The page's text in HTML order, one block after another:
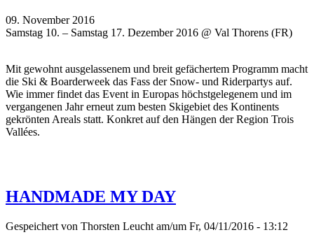
09. November 2016
Samstag 10. – Samstag 17. Dezember 2016 @ Val Thorens (FR)
Mit gewohnt ausgelassenem und breit gefächertem Programm macht
die Ski & Boarderweek das Fass der Snow- und Riderpartys auf.
Wie immer findet das Event in Europas höchstgelegenem und im
vergangenen Jahr erneut zum besten Skigebiet des Kontinents
gekrönten Areals statt. Konkret auf den Hängen der Region Trois
Vallées.
HANDMADE MY DAY
Gespeichert von Thorsten Leucht am/um Fr, 04/11/2016 - 13:12